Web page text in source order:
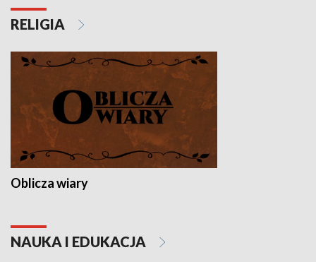
RELIGIA
Oblicza wiary
NAUKA I EDUKACJA